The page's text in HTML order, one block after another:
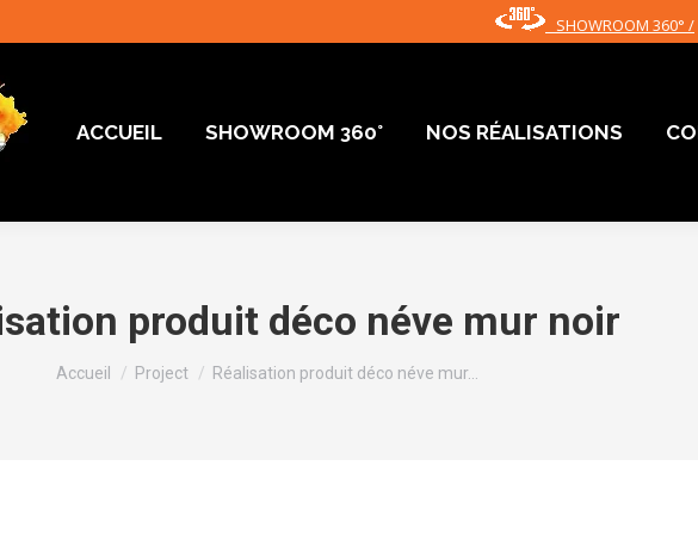
SHOWROOM 360° /
ACCUEIL SHOWROOM 360° NOS RÉALISATIONS
produit déco néve mur noir
Vous êtes ici :
Accueil Project Réalisation produit déco néve mur…